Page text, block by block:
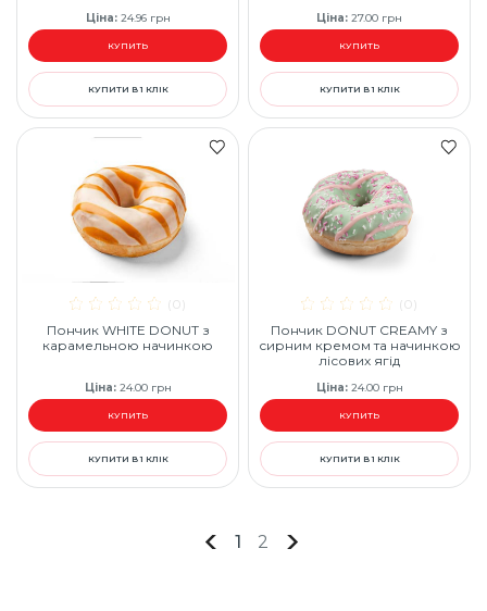
Ціна:24.96 грн
КУПИТЬ
КУПИТИ В 1 КЛІК
Ціна: 27.00 грн
КУПИТЬ
КУПИТИ В 1 КЛІК
(0)
Пончик WHITE DONUT з
карамельною начинкою
Ціна:24.00 грн
КУПИТЬ
КУПИТИ В 1 КЛІК
(0)
Пончик DONUT CREAMY з
сирним кремом та начинкою
лісових ягід
Ціна:24.00 грн
КУПИТЬ
КУПИТИ В 1 КЛІК
1 2